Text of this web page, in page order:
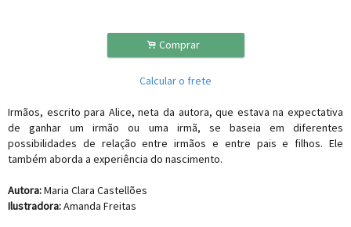
. Comprar
Calcular o frete
Irmãos, escrito para Alice, neta da autora, que estava na expectativa
de ganhar um irmão ou uma irmã, se baseia em diferentes
possibilidades de relação entre irmãos e entre pais e filhos. Ele
também aborda a experiência do nascimento.
Autora:Maria Clara Castellões
Ilustradora:Amanda Freitas